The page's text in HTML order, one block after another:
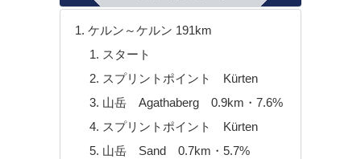
ケルン～ケルン 191km
スタート
スプリントポイント Kürten
山岳 Agathaberg 0.9km・7.6%
スプリントポイント Kürten
山岳 Sand 0.7km・5.7%